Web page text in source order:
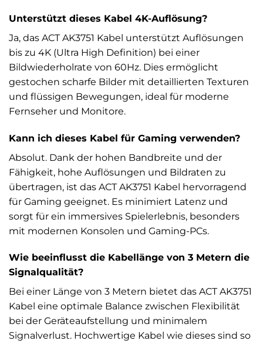
Unterstützt dieses Kabel 4K-Auflösung?
Ja, das ACT AK3751 Kabel unterstützt Auflösungen
bis zu 4K (Ultra High Definition) bei einer
Bildwiederholrate von 60Hz. Dies ermöglicht
gestochen scharfe Bilder mit detaillierten Texturen
und flüssigen Bewegungen, ideal für moderne
Fernseher und Monitore.
Kann ich dieses Kabel für Gaming verwenden?
Absolut. Dank der hohen Bandbreite und der
Fähigkeit, hohe Auflösungen und Bildraten zu
übertragen, ist das ACT AK3751 Kabel hervorragend
für Gaming geeignet. Es minimiert Latenz und
sorgt für ein immersives Spielerlebnis, besonders
mit modernen Konsolen und Gaming-PCs.
Wie beeinflusst die Kabellänge von 3 Metern die
Signalqualität?
Bei einer Länge von 3 Metern bietet das ACT AK3751
Kabel eine optimale Balance zwischen Flexibilität
bei der Geräteaufstellung und minimalem
Signalverlust. Hochwertige Kabel wie dieses sind so